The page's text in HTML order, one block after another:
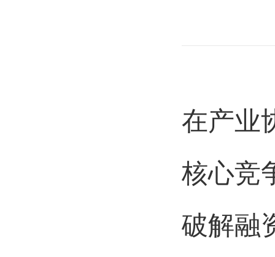
在产业
核心竞
破解融